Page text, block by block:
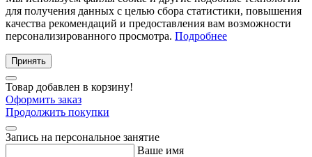
для получения данных с целью сбора статистики, повышения
качества рекомендаций и предоставления вам возможности
персонализированного просмотра. Подробнее
Принять
Товар добавлен в корзину!
Оформить заказ
Продолжить покупки
Запись на персональное занятие
Ваше имя